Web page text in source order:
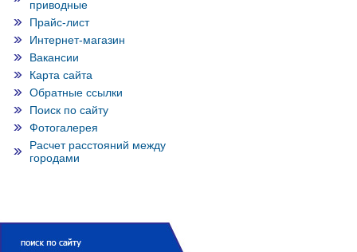
приводные
Прайс-лист
Интернет-магазин
Вакансии
Карта сайта
Обратные ссылки
Поиск по сайту
Фотогалерея
Расчет расстояний между
городами